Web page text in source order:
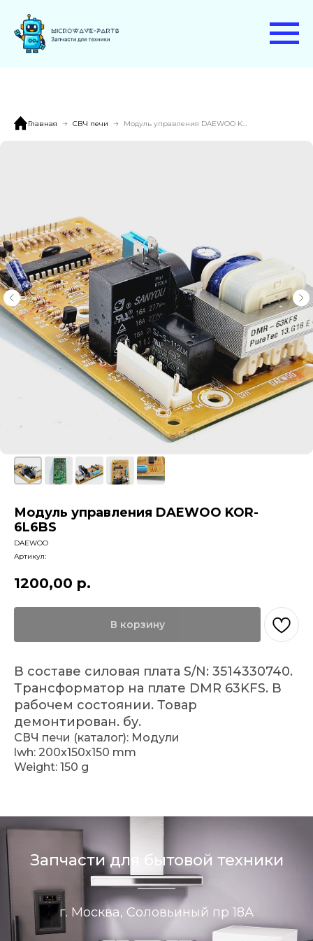
Главная СВЧ печи
Модуль управления DAEWOO KOR-
6L6BS
DAEWOO
Артикул:
1200,00 р.
В корзину
В составе силовая плата S/N: 3514330740.
Трансформатор на плате DMR 63KFS. В
рабочем состоянии. Товар
демонтирован. бу.
СВЧ печи (каталог): Модули
lwh: 200x150x150 mm
Weight: 150 g
Запчасти для бытовой техники
г. Москва, Соловьиный пр 18А